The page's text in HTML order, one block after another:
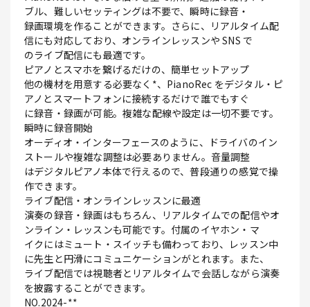
ブル、難しいセッティングは不要で、瞬時に録音・
録画環境を作ることができます。さらに、リアルタイム配
信にも対応しており、オンラインレッスンや SNS で
のライブ配信にも最適です。
ピアノとスマホを繋げるだけの、簡単セットアップ
他の機材を用意する必要なく*、PianoRec をデジタル・ピ
アノとスマートフォンに接続するだけで誰でもすぐ
に録音・録画が可能。複雑な配線や設定は一切不要です。
瞬時に録音開始
オーディオ・インターフェースのように、ドライバのイン
ストールや複雑な調整は必要ありません。音量調整
はデジタルピアノ本体で行えるので、普段通りの感覚で操
作できます。
ライブ配信・オンラインレッスンに最適
演奏の録音・録画はもちろん、リアルタイムでの配信やオ
ンライン・レッスンも可能です。付属のイヤホン・マ
イクにはミュート・スイッチも備わっており、レッスン中
に先生と円滑にコミュニケーションがとれます。また、
ライブ配信では視聴者とリアルタイムで会話しながら演奏
を披露することができます。
NO.2024-**